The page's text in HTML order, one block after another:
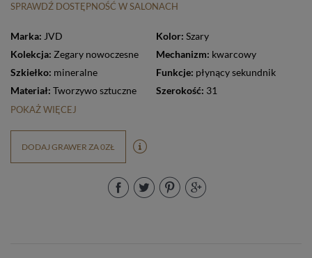
SPRAWDŹ DOSTĘPNOŚĆ W SALONACH
Marka: JVD Kolor: Szary
Kolekcja: Zegary nowoczesne Mechanizm: kwarcowy
Szkiełko: mineralne Funkcje: płynący sekundnik
Materiał: Tworzywo sztuczne Szerokość: 31
POKAŻ WIĘCEJ
DODAJ GRAWER ZA 0ZŁ